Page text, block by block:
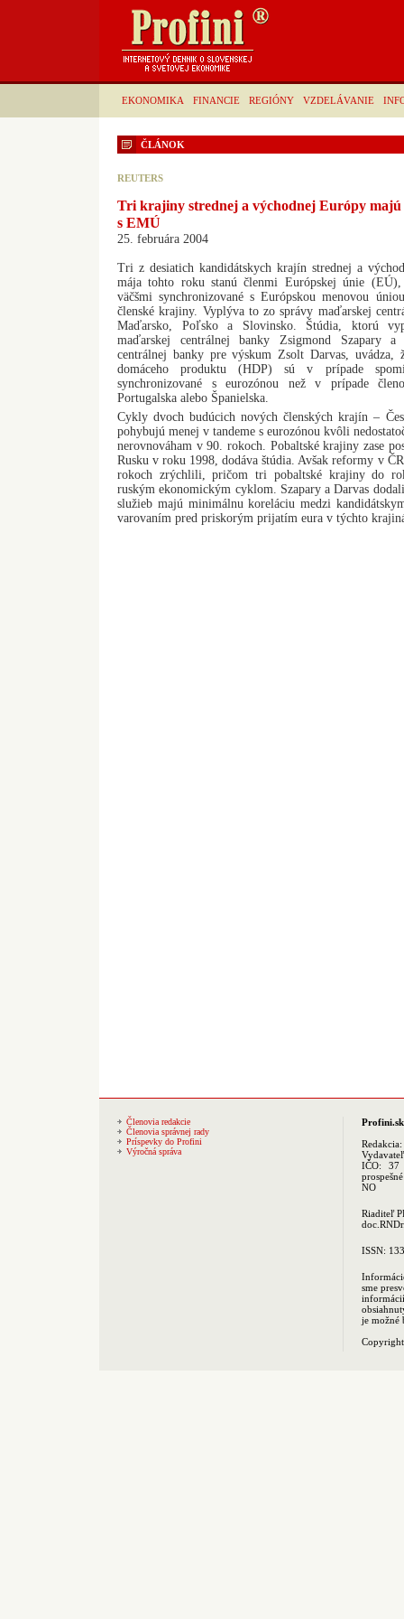
EKONOMIKA FINANCIE REGIÓNY VZDELÁVANIE
ČLÁNOK
REUTERS
Tri krajiny strednej a východnej Európy majú
s EMÚ
25. februára 2004
Tri z desiatich kandidátskych krajín strednej a
mája tohto roku stanú členmi Európskej únie
väčšmi synchronizované s Európskou menovou
členské krajiny. Vyplýva to zo správy maďarskej
Maďarsko, Poľsko a Slovinsko. Štúdia, ktorú
maďarskej centrálnej banky Zsigmond Szapary a
centrálnej banky pre výskum Zsolt Darvas, uvádza,
domáceho produktu (HDP) sú v prípade
synchronizované s eurozónou než v prípade
Portugalska alebo Španielska.
Cykly dvoch budúcich nových členských krajín –
pohybujú menej v tandeme s eurozónou kvôli
nerovnováham v 90. rokoch. Pobaltské krajiny zase
Rusku v roku 1998, dodáva štúdia. Avšak reformy v
rokoch zrýchlili, pričom tri pobaltské krajiny do
ruským ekonomickým cyklom. Szapary a Darvas
služieb majú minimálnu koreláciu medzi
varovaním pred priskorým prijatím eura v týchto
Členovia redakcie
Členovia správnej rady
Príspevky do Profini
Výročná správa
Profini.sk
Redakcia:
IČO: 37
NO
Riaditeľ
ISSN:
sme
je možné